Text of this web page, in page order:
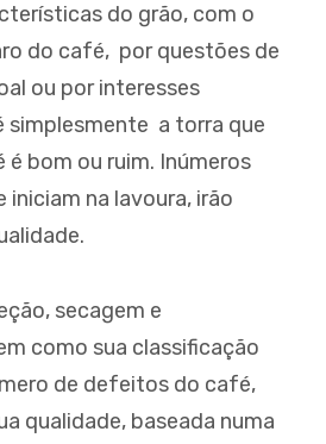
do grão, com o
do café, por questões de
ou por interesses
simplesmente a torra que
é bom ou ruim. Inúmeros
iniciam na lavoura, irão
secagem e
como sua classificação
de defeitos do café,
qualidade, baseada numa